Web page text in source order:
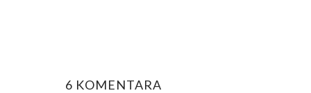
6 KOMENTARA